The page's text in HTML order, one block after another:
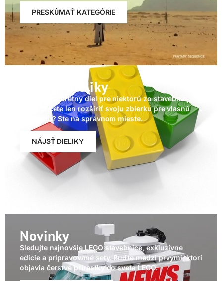
PRESKÚMAŤ KATEGÓRIE
LEGO® dieliky
Hľadáte konkrétny diel pre niektorú zo stavebníc,
alebo chcete len rozšíriť svoju zbierku pre vlasnú
kreativitu? Ste na správnom mieste.
NÁJSŤ DIELIKY
Novinky
Sledujte najnovšie LEGO stavebnice, exkluzívne
edície a pripravované sety. Buďte medzi prvými, ktorí
objavia čerstvé prírastky do sveta LEGO.